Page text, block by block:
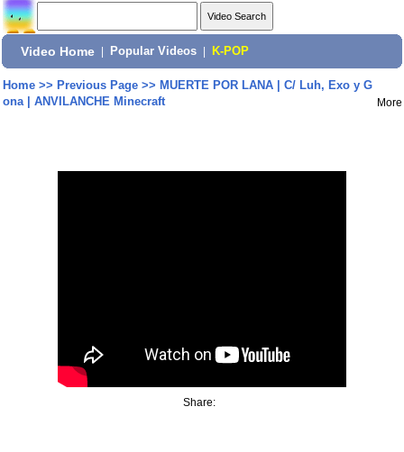
Video Home Popular Videos K-POP
Home>> Previous Page>> MUERTE POR LANA | C/ Luh, Exo y G
ona | ANVILANCHE Minecraft
More
Share: